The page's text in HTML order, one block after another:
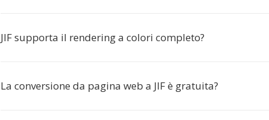
JIF supporta il rendering a colori completo?
La conversione da pagina web a JIF è gratuita?